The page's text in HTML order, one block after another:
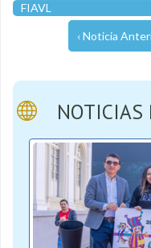
FIAVL
‹ Noticia
NOTICIAS